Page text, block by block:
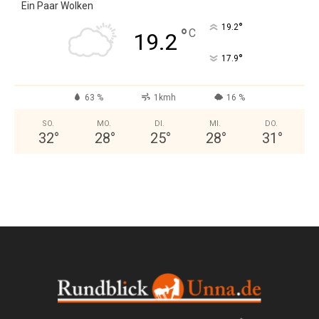
Ein Paar Wolken
19.2 °C 19.2°
17.9°
63 % 1kmh 16 %
SO.
32°
MO.
28°
DI.
25°
MI.
28°
DO.
31 °